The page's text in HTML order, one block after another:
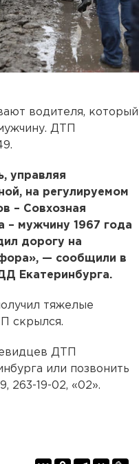
водителя, который
ДТП
управляя
на регулируемом
– Совхозная
– мужчину 1967 года
дорогу на
— сообщили в
Екатеринбурга.
тяжелые
скрылся.
ДТП
или позвонить
263-19-02, «02».